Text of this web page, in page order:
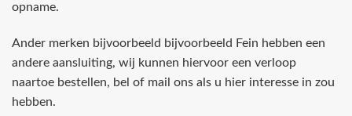
opname.
Ander merken bijvoorbeeld bijvoorbeeld Fein hebben een
andere aansluiting, wij kunnen hiervoor een verloop
naartoe bestellen, bel of mail ons als u hier interesse in zou
hebben.